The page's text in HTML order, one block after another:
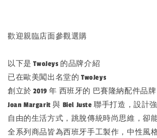
歡迎親臨店面參觀選購
以下是 TwoJeys 的品牌介紹
已在歐美闖出名堂的 TwoJeys
創立於 2019 年 西班牙的 巴賽隆納配件品
Joan Margarit 與 Biel Juste 聯手打造，設計
自由的生活方式，跳脫傳統時尚思維，卻
全系列商品皆為西班牙手工製作，中性風